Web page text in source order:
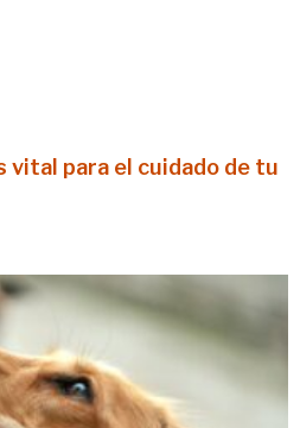
vital para el cuidado de tu